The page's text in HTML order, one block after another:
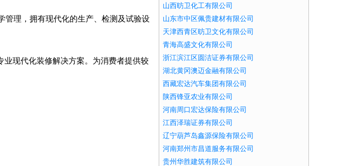
管理，拥有现代化的生产、检测及试验设
现代化装修解决方案。为消费者提供较
山西昉卫化工有限公司
山东市中区佩贵建材有限公司
天津西青区昉卫文化有限公司
青海高盛文化有限公司
浙江滨江区圆洁证券有限公司
湖北黄冈澳迈金融有限公司
西藏宏达汽车集团有限公司
陕西锋亚农业有限公司
河南周口宏达保险有限公司
江西泽瑞证券有限公司
辽宁葫芦岛鑫源保险有限公司
河南郑州市昌道服务有限公司
贵州华胜建筑有限公司